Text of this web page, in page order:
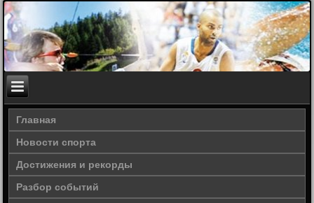
Главная
Новости спорта
Достижения и рекорды
Разбор событий